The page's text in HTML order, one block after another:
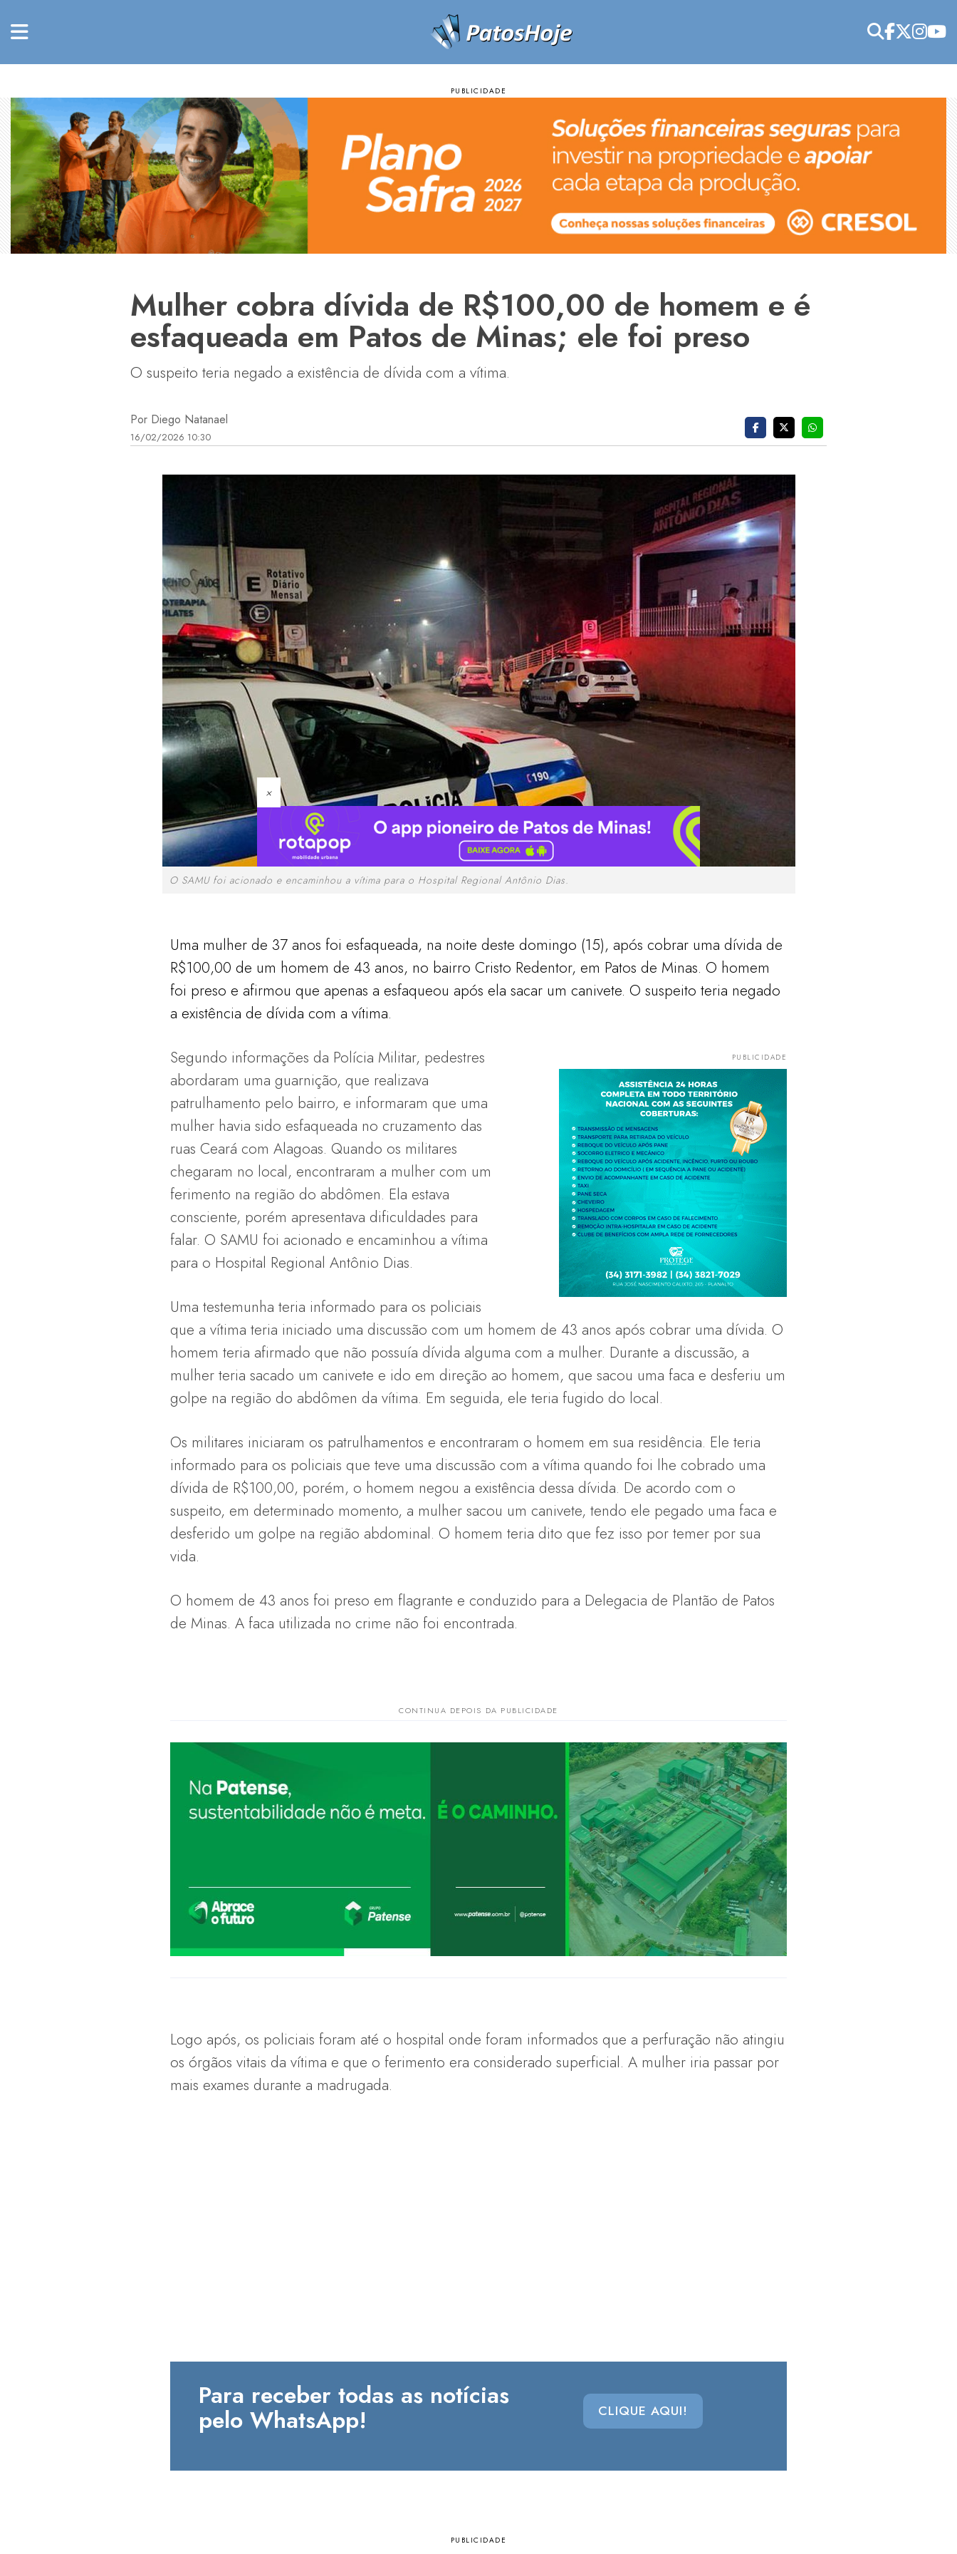
Mulher cobra dívida de R$100,00 de homem e é
esfaqueada em Patos de Minas; ele foi preso
O suspeito teria negado a existência de dívida com a vítima.
Por Diego Natanael
16/02/2026 10:30
×
O SAMU foi acionado e encaminhou a vítima para o Hospital Regional Antônio Dias.
Uma mulher de 37 anos foi esfaqueada, na noite deste domingo (15), após cobrar uma dívida de
R$100,00 de um homem de 43 anos, no bairro Cristo Redentor, em Patos de Minas. O homem
foi preso e afirmou que apenas a esfaqueou após ela sacar um canivete. O suspeito teria negado
a existência de dívida com a vítima.
Segundo informações da Polícia Militar, pedestres
abordaram uma guarnição, que realizava
patrulhamento pelo bairro, e informaram que uma
mulher havia sido esfaqueada no cruzamento das
ruas Ceará com Alagoas. Quando os militares
chegaram no local, encontraram a mulher com um
ferimento na região do abdômen. Ela estava
consciente, porém apresentava dificuldades para
falar. O SAMU foi acionado e encaminhou a vítima
para o Hospital Regional Antônio Dias.
Uma testemunha teria informado para os policiais
que a vítima teria iniciado uma discussão com um homem de 43 anos após cobrar uma dívida. O
homem teria afirmado que não possuía dívida alguma com a mulher. Durante a discussão, a
mulher teria sacado um canivete e ido em direção ao homem, que sacou uma faca e desferiu um
golpe na região do abdômen da vítima. Em seguida, ele teria fugido do local.
Os militares iniciaram os patrulhamentos e encontraram o homem em sua residência. Ele teria
informado para os policiais que teve uma discussão com a vítima quando foi lhe cobrado uma
dívida de R$100,00, porém, o homem negou a existência dessa dívida. De acordo com o
suspeito, em determinado momento, a mulher sacou um canivete, tendo ele pegado uma faca e
desferido um golpe na região abdominal. O homem teria dito que fez isso por temer por sua
vida.
O homem de 43 anos foi preso em flagrante e conduzido para a Delegacia de Plantão de Patos
de Minas. A faca utilizada no crime não foi encontrada.
Logo após, os policiais foram até o hospital onde foram informados que a perfuração não atingiu
os órgãos vitais da vítima e que o ferimento era considerado superficial. A mulher iria passar por
mais exames durante a madrugada.
Para receber todas as notícias
pelo WhatsApp! CLIQUE AQUI!